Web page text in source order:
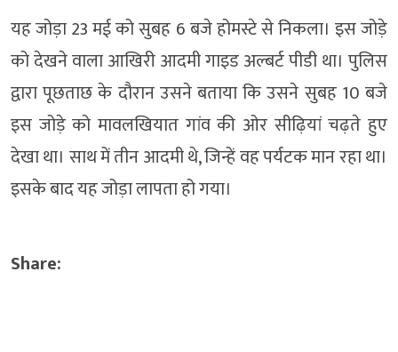
यह जोड़ा 23 मई को सुबह 6 बजे होमस्टे से निकला। इस जोड़े
को देखने वाला आखिरी आदमी गाइड अल्बर्ट पीडी था। पुलिस
द्वारा पूछताछ के दौरान उसने बताया कि उसने सुबह 10 बजे
इस जोड़े को मावलखियात गांव की ओर सीढ़ियां चढ़ते हुए
देखा था। साथ में तीन आदमी थे, जिन्हें वह पर्यटक मान रहा था।
इसके बाद यह जोड़ा लापता हो गया।
Share: